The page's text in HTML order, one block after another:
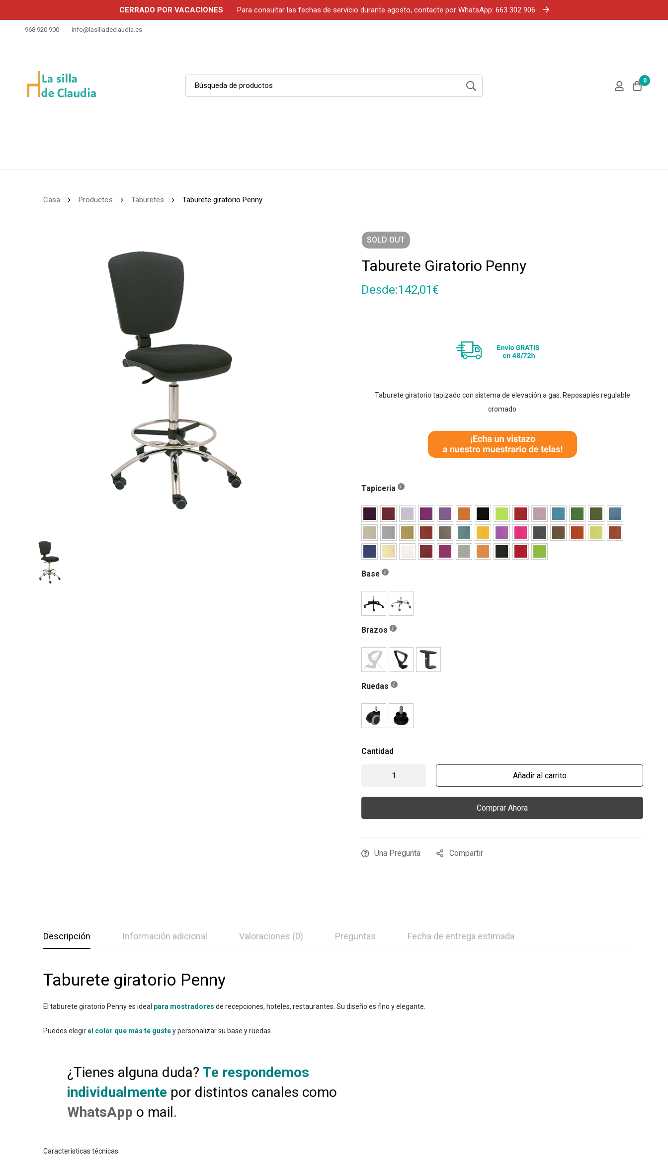
CERRADO POR VACACIONES Para consultar las fechas de servicio durante agosto, contacte por WhatsApp: 663 302 906
968 920 900 info@lasilladeclaudia.es
0
Casa Productos Taburetes Taburete giratorio Penny
SOLD OUT
Taburete Giratorio Penny
Desde:142,01€
Taburete giratorio tapizado con sistema de elevación a gas. Reposapiés regulable
cromado
Tapiceria
Base
Brazos
Ruedas
Cantidad
Añadir al carrito
Comprar Ahora
Una Pregunta Compartir
Descripción Información adicional Valoraciones (0) Preguntas Fecha de entrega estimada
Taburete giratorio Penny
El taburete giratorio Penny es ideal para mostradores de recepciones, hoteles, restaurantes. Su diseño es fino y elegante.
Puedes elegir el color que más te gustey personalizar su base y ruedas.
¿Tienes alguna duda? Te respondemos
individualmente por distintos canales como
WhatsApp o mail.
Características técnicas: